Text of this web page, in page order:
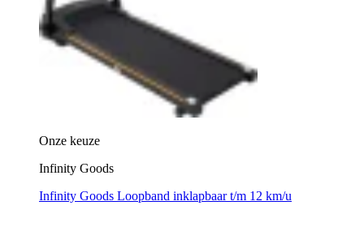
Onze keuze
Infinity Goods
Infinity Goods Loopband inklapbaar t/m 12 km/u